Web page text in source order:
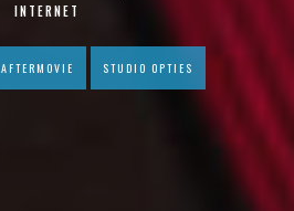
INTERNET
AFTERMOVIE STUDIO OPTIES